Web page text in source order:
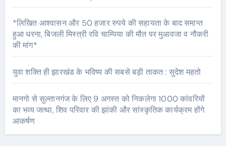
*लिखित आश्वासन और 50 हजार रुपये की सहायता के बाद समाप्त
हुआ धरना, बिजली मिस्त्री रवि चाम्पिया की मौत पर मुआवजा व नौकरी
की मांग*
युवा शक्ति ही झारखंड के भविष्य की सबसे बड़ी ताकत : सुदेश महतो
मानगो से सुल्तानगंज के लिए 9 अगस्त को निकलेगा 1000 कांवरियों
का भव्य जत्था, शिव परिवार की झांकी और सांस्कृतिक कार्यक्रम होंगे
आकर्षण